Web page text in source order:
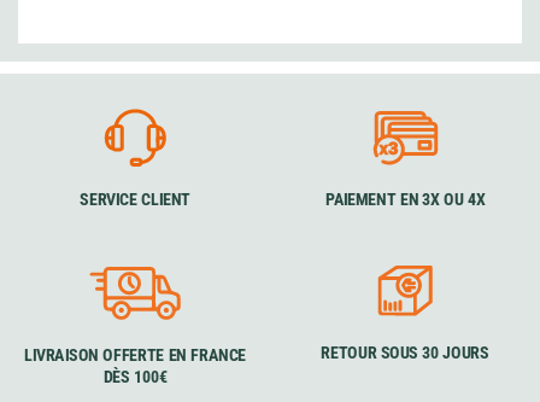
SERVICE CLIENT PAIEMENT EN 3X OU 4X
LIVRAISON OFFERTE EN FRANCE
DÈS 100€
RETOUR SOUS 30 JOURS